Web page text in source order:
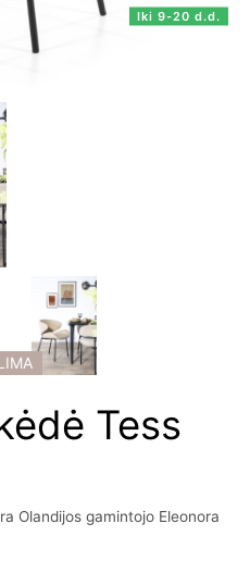
Iki 9-20 d.d.
Tess
Olandijos gamintojo Eleonora